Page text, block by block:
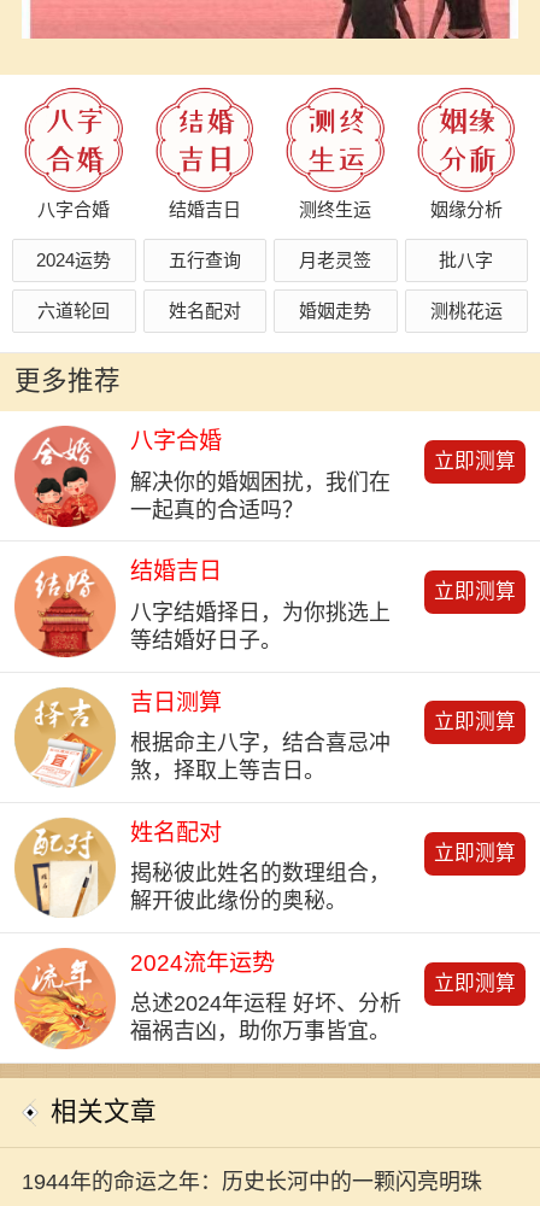
八字合婚 结婚吉日 测终生运 姻缘分析
2024运势 五行查询 月老灵签 批八字
六道轮回 姓名配对 婚姻走势 测桃花运
更多推荐
八字合婚
解决你的婚姻困扰，我们在
一起真的合适吗？
立即测算
结婚吉日
八字结婚择日，为你挑选上
等结婚好日子。
立即测算
吉日测算
根据命主八字，结合喜忌冲
煞，择取上等吉日。
立即测算
姓名配对
揭秘彼此姓名的数理组合，
解开彼此缘份的奥秘。
立即测算
2024流年运势
总述2024年运程 好坏、分析
福祸吉凶，助你万事皆宜。
立即测算
相关文章
1944年的命运之年：历史长河中的一颗闪亮明珠